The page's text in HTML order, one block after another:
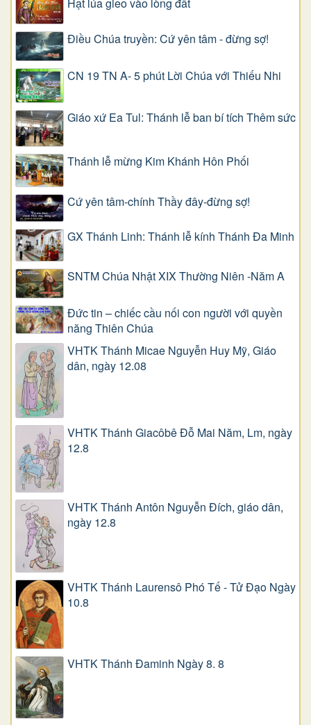
Hạt lúa gieo vào lòng đất
Điều Chúa truyền: Cứ yên tâm - đừng sợ!
CN 19 TN A- 5 phút Lời Chúa với Thiếu Nhi
Giáo xứ Ea Tul: Thánh lễ ban bí tích Thêm sức
Thánh lễ mừng Kim Khánh Hôn Phối
Cứ yên tâm-chính Thầy đây-đừng sợ!
GX Thánh Linh: Thánh lễ kính Thánh Đa Minh
SNTM Chúa Nhật XIX Thường Niên -Năm A
Đức tin – chiếc cầu nối con người với quyền
năng Thiên Chúa
VHTK Thánh Micae Nguyễn Huy Mỹ, Giáo
dân, ngày 12.08
VHTK Thánh Giacôbê Ðỗ Mai Năm, Lm, ngày
12.8
VHTK Thánh Antôn Nguyễn Ðích, giáo dân,
ngày 12.8
VHTK Thánh Laurensô Phó Tế - Tử Đạo Ngày
10.8
VHTK Thánh Đaminh Ngày 8. 8